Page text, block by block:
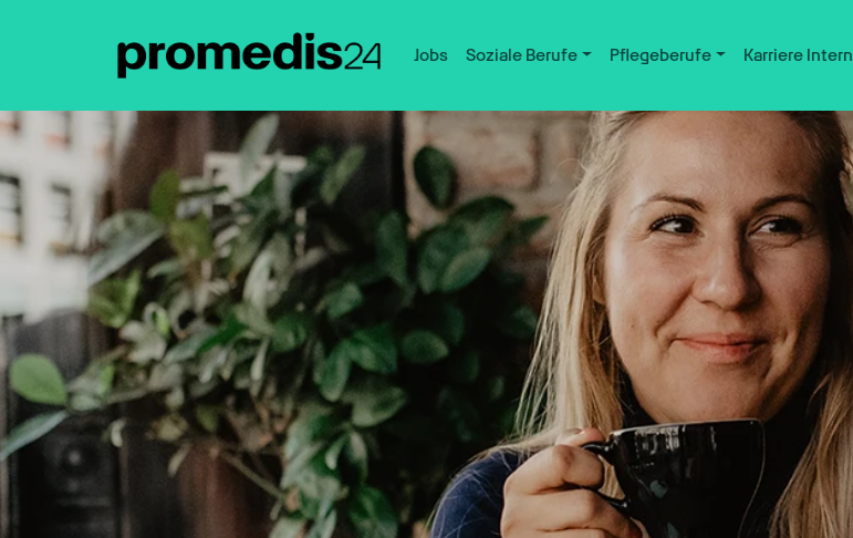
Jobs Soziale Berufe Pflegeberufe Karriere Intern